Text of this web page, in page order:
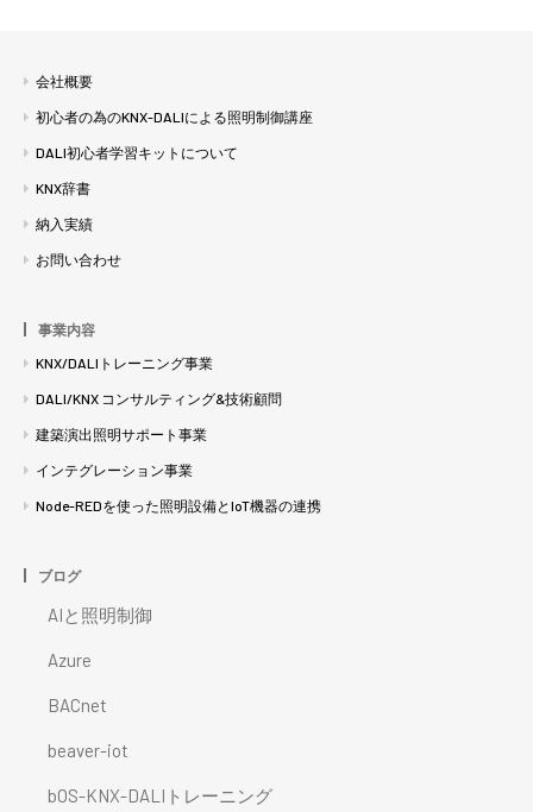
会社概要
初心者の為のKNX-DALIによる照明制御講座
DALI初心者学習キットについて
KNX辞書
納入実績
お問い合わせ
事業内容
KNX/DALIトレーニング事業
DALI/KNX コンサルティング&技術顧問
建築演出照明サポート事業
インテグレーション事業
Node-REDを使った照明設備とIoT機器の連携
ブログ
AIと照明制御
Azure
BACnet
beaver-iot
bOS-KNX-DALIトレーニング